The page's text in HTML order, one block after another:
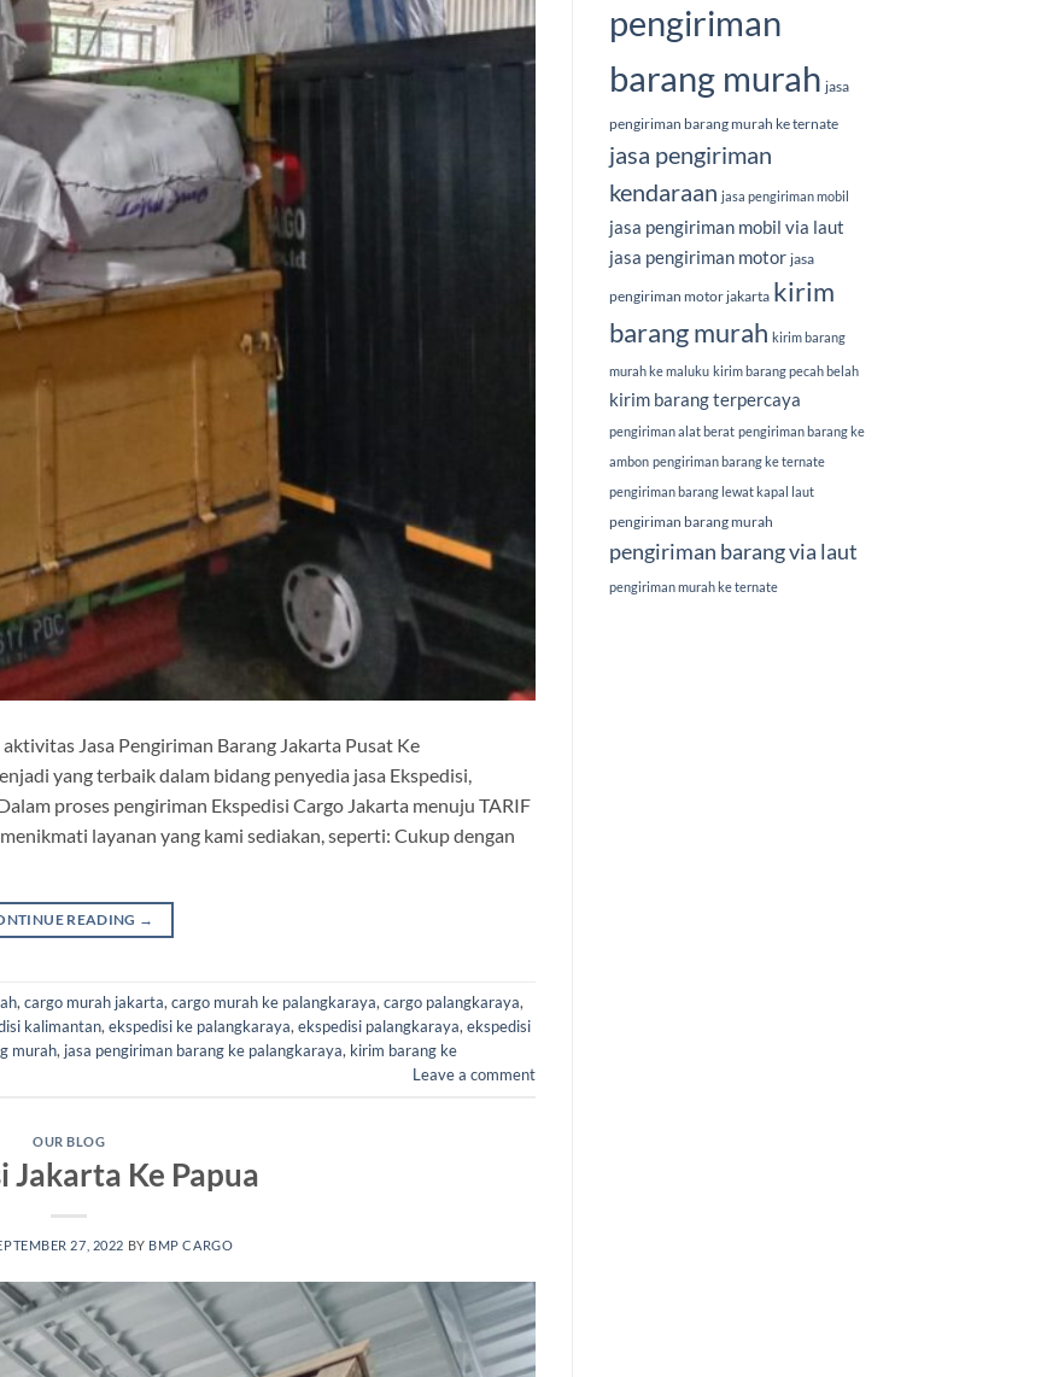
Jasa Pengiriman Barang Jakarta Pusat Ke
yang terbaik dalam bidang penyedia jasa Ekspedisi,
proses pengiriman Ekspedisi Cargo Jakarta menuju TARIF
layanan yang kami sediakan, seperti: Cukup dengan
READING →
,cargo murah jakarta,cargo murah ke palangkaraya,cargo palangkaraya,
kalimantan,ekspedisi ke palangkaraya,ekspedisi palangkaraya,ekspedisi
murah, jasa pengiriman barang ke palangkaraya, kirim barang ke
Leave a comment
OUR BLOG
Jakarta Ke Papua
27, 2022 BY BMP CARGO
pengiriman
barang murah jasa
pengiriman barang murah ke ternate
jasa pengiriman
kendaraan jasa pengiriman mobil
jasa pengiriman mobil via laut
jasa pengiriman motor jasa
pengiriman motor jakarta kirim
barang murah kirim barang
murah ke maluku kirim barang pecah belah
kirim barang terpercaya
pengiriman alat berat pengiriman barang ke
ambon pengiriman barang ke ternate
pengiriman barang lewat kapal laut
pengiriman barang murah
pengiriman barang via laut
pengiriman murah ke ternate